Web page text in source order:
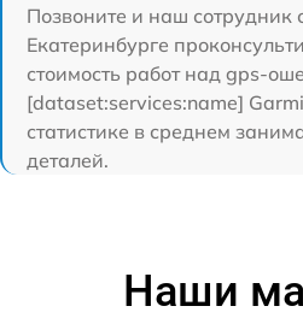
Позвоните и наш сотрудник
Екатеринбурге
стоимость работ над gps-
[dataset:services:name]
статистике в среднем
деталей.
Наши